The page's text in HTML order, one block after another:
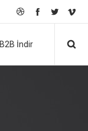
B2B İndir